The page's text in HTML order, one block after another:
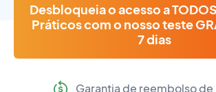
Desbloqueia o acesso a
Práticos com o nosso teste
7 dias
Garantia de reembolso